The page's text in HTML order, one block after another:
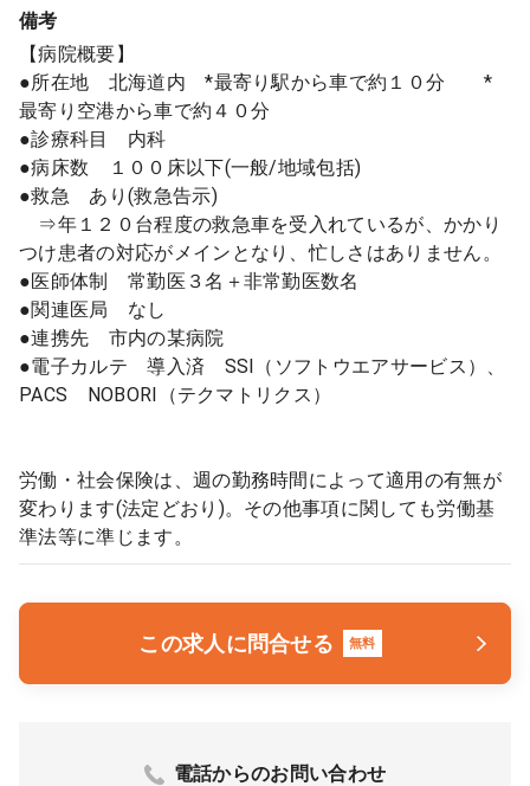
備考
【病院概要】
●所在地 北海道内 *最寄り駅から車で約１０分 *
最寄り空港から車で約４０分
●診療科目 内科
●病床数 １００床以下(一般/地域包括)
●救急 あり(救急告示)
⇒年１２０台程度の救急車を受入れているが、かかり
つけ患者の対応がメインとなり、忙しさはありません。
●医師体制 常勤医３名＋非常勤医数名
●関連医局 なし
●連携先 市内の某病院
●電子カルテ 導入済 SSI（ソフトウエアサービス）、
PACS NOBORI（テクマトリクス）
労働・社会保険は、週の勤務時間によって適用の有無が
変わります(法定どおり)。その他事項に関しても労働基
準法等に準じます。
この求人に問合せる 無料
電話からのお問い合わせ